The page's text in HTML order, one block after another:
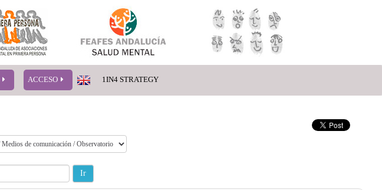
ACCESO 1IN4 STRATEGY